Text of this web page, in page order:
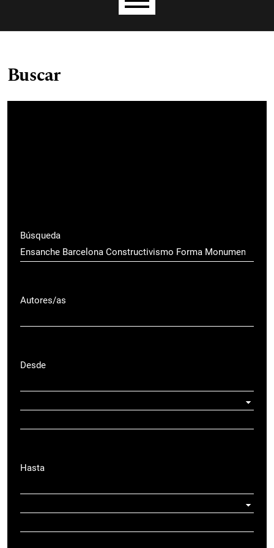
Buscar
Búsqueda
Autores/as
Desde
Hasta